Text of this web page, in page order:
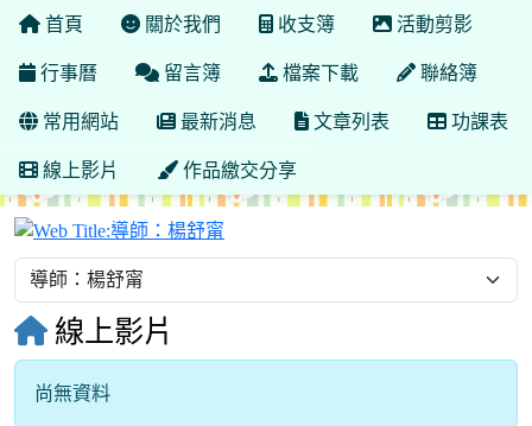
首頁 關於我們 收支簿 活動剪影
行事曆 留言簿 檔案下載 聯絡簿
常用網站 最新消息 文章列表 功課表
線上影片 作品繳交分享
線上影片
尚無資料